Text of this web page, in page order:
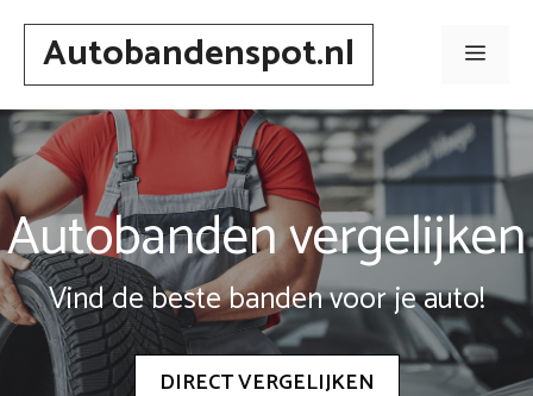
Spring
inhoudAutobandenspot.nl Menu
Autobanden vergelijken
Vind de beste banden voor je auto!
DIRECT VERGELIJKEN